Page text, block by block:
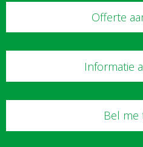
Offerte
Informatie
Bel me